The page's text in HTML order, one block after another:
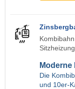
Sitzheizung
Die
und 10er-